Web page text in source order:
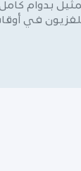
بدوام
في أوقات